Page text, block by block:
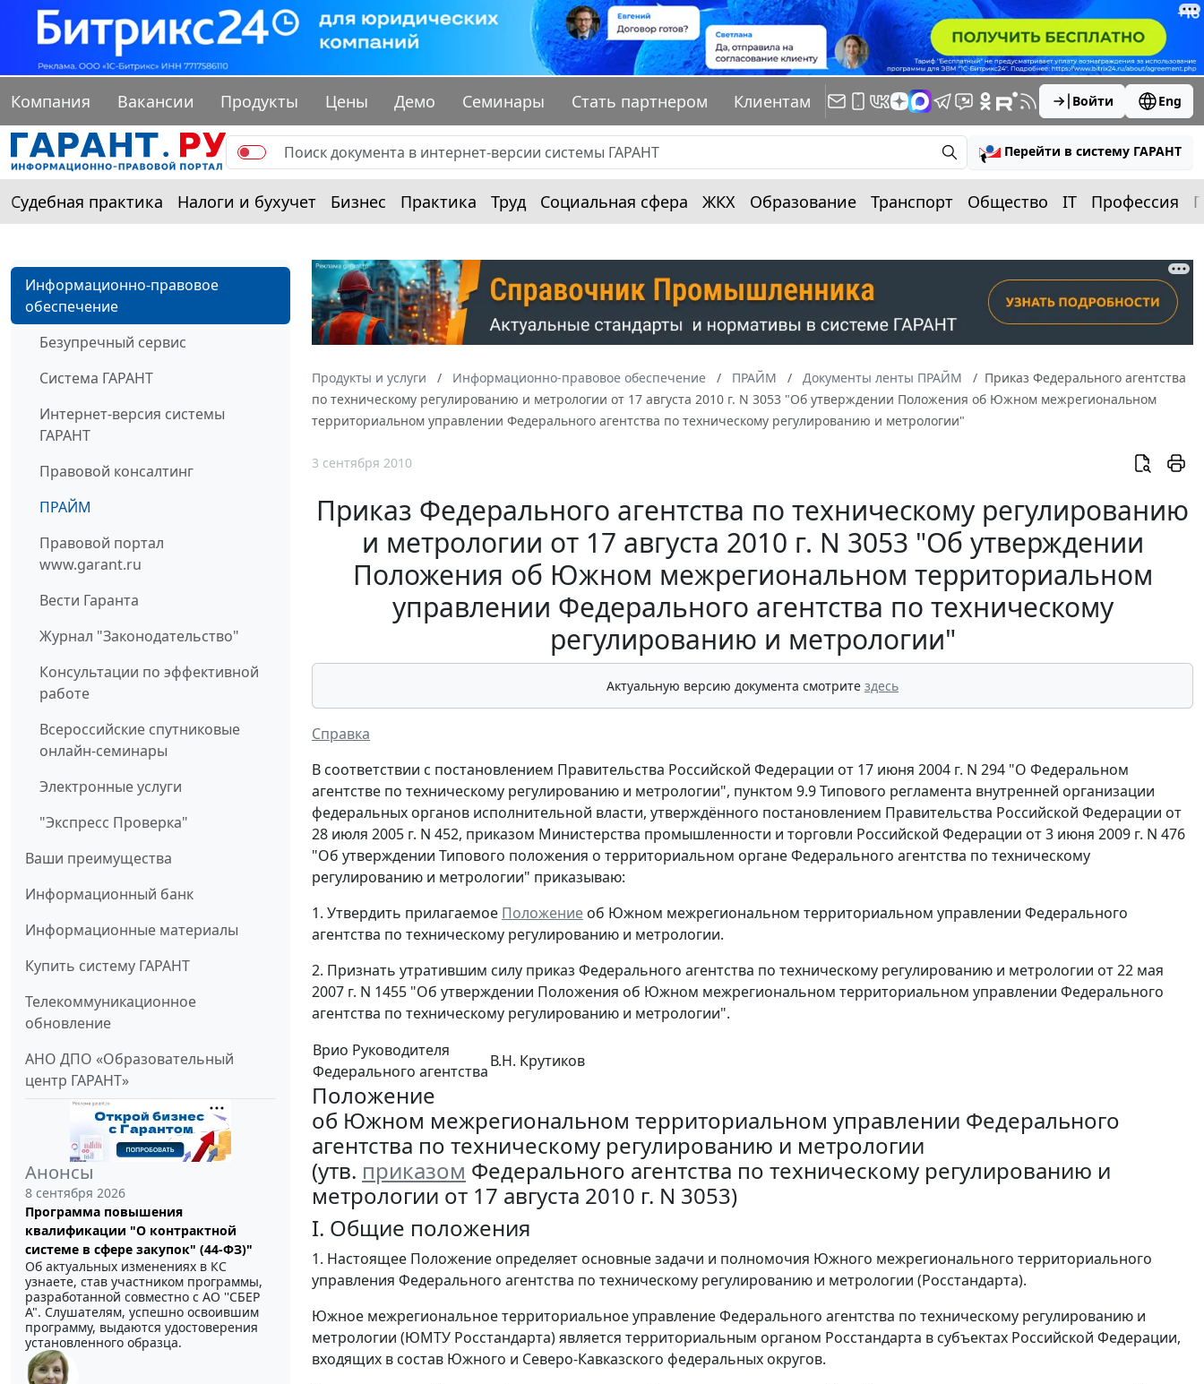
Компания Вакансии Продукты Цены Демо Семинары Стать партнером Клиентам Войти Eng
Перейти в систему ГАРАНТ
Судебная практика Налоги и бухучет Бизнес Практика Труд Социальная сфера ЖКХ Образование Транспорт Общество IT Профессия
Информационно-правовое
обеспечение
Безупречный сервис
Система ГАРАНТ
Интернет-версия системы
ГАРАНТ
Правовой консалтинг
ПРАЙМ
Правовой портал
www.garant.ru
Вести Гаранта
Журнал "Законодательство"
Консультации по эффективной
работе
Всероссийские спутниковые
онлайн-семинары
Электронные услуги
"Экспресс Проверка"
Ваши преимущества
Информационный банк
Информационные материалы
Купить систему ГАРАНТ
Телекоммуникационное
обновление
АНО ДПО «Образовательный
центр ГАРАНТ»
Анонсы
8 сентября 2026
Программа повышения
квалификации "О контрактной
системе в сфере закупок" (44-ФЗ)"
Об актуальных изменениях в КС
узнаете, став участником программы,
разработанной совместно с АО ''СБЕР
А". Слушателям, успешно освоившим
программу, выдаются удостоверения
установленного образца.
Продукты и услуги Информационно-правовое обеспечение ПРАЙМ Документы ленты ПРАЙМ
Приказ Федерального агентства
по техническому регулированию и метрологии от 17 августа 2010 г. N 3053 "Об утверждении Положения об Южном межрегиональном
территориальном управлении Федерального агентства по техническому регулированию и метрологии"
3 сентября 2010
Приказ Федерального агентства по техническому регулированию
и метрологии от 17 августа 2010 г. N 3053 "Об утверждении
Положения об Южном межрегиональном территориальном
управлении Федерального агентства по техническому
регулированию и метрологии"
Актуальную версию документа смотрите здесь
Справка
В соответствии с постановлением Правительства Российской Федерации от 17 июня 2004 г. N 294 "О Федеральном
агентстве по техническому регулированию и метрологии", пунктом 9.9 Типового регламента внутренней организации
федеральных органов исполнительной власти, утверждённого постановлением Правительства Российской Федерации от
28 июля 2005 г. N 452, приказом Министерства промышленности и торговли Российской Федерации от 3 июня 2009 г. N 476
"Об утверждении Типового положения о территориальном органе Федерального агентства по техническому
регулированию и метрологии" приказываю:
1. Утвердить прилагаемое Положение об Южном межрегиональном территориальном управлении Федерального
агентства по техническому регулированию и метрологии.
2. Признать утратившим силу приказ Федерального агентства по техническому регулированию и метрологии от 22 мая
2007 г. N 1455 "Об утверждении Положения об Южном межрегиональном территориальном управлении Федерального
агентства по техническому регулированию и метрологии".
Врио Руководителя
Федерального агентства
В.Н. Крутиков
Положение
об Южном межрегиональном территориальном управлении Федерального
агентства по техническому регулированию и метрологии
(утв. приказом Федерального агентства по техническому регулированию и
метрологии от 17 августа 2010 г. N 3053)
I. Общие положения
1. Настоящее Положение определяет основные задачи и полномочия Южного межрегионального территориального
управления Федерального агентства по техническому регулированию и метрологии (Росстандарта).
Южное межрегиональное территориальное управление Федерального агентства по техническому регулированию и
метрологии (ЮМТУ Росстандарта) является территориальным органом Росстандарта в субъектах Российской Федерации,
входящих в состав Южного и Северо-Кавказского федеральных округов.